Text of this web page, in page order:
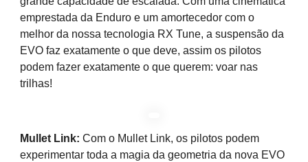
emprestada da Enduro e um amortecedor com o
melhor da nossa tecnologia RX Tune, a suspensão da
EVO faz exatamente o que deve, assim os pilotos
podem fazer exatamente o que querem: voar nas
trilhas!
Mullet Link: Com o Mullet Link, os pilotos podem
experimentar toda a magia da geometria da nova EVO